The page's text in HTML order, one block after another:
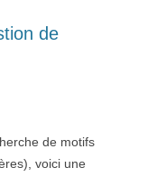
de
de motifs
voici une